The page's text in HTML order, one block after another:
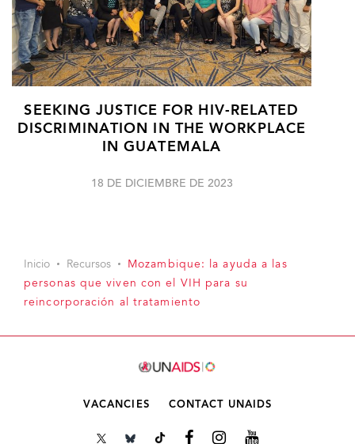
SEEKING JUSTICE FOR HIV-RELATED
DISCRIMINATION IN THE WORKPLACE
IN GUATEMALA
18 DE DICIEMBRE DE 2023
Inicio Recursos
Mozambique: la ayuda a las
personas que viven con el VIH para su
reincorporación al tratamiento
VACANCIES CONTACT UNAIDS